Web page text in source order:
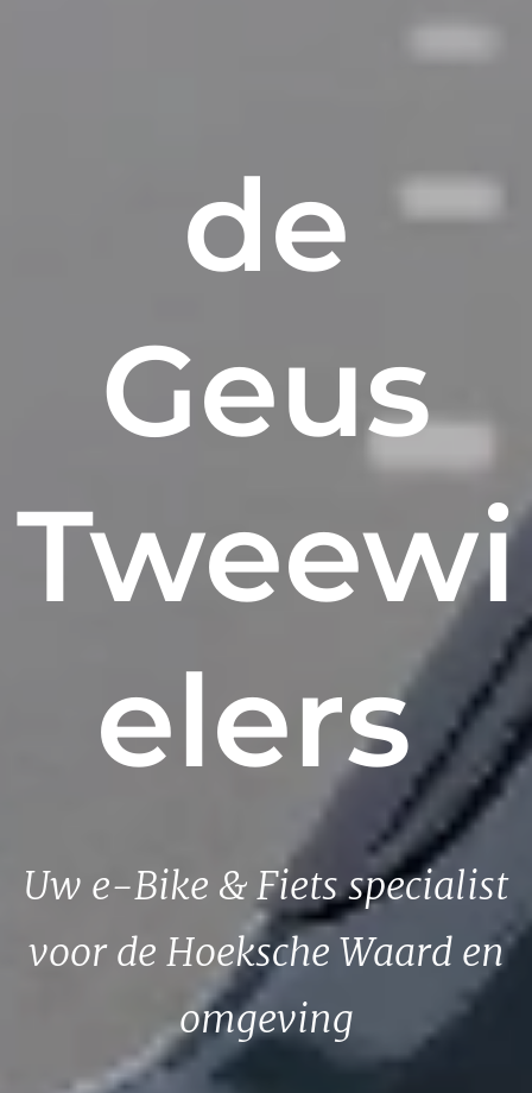
de
Geus
Tweewi
elers
Uw e-Bike & Fiets specialist
voor de Hoeksche Waard en
omgeving